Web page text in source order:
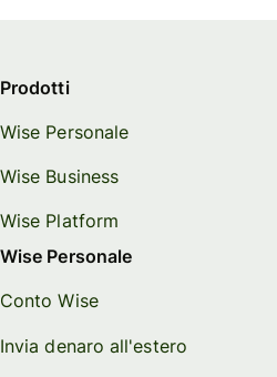
Prodotti
Wise Personale
Wise Business
Wise Platform
Wise Personale
Conto Wise
Invia denaro all'estero